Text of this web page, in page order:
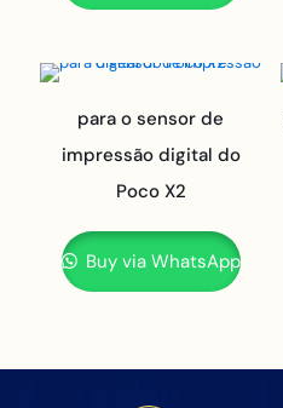
para o sensor de
impressão digital do
Poco X2
Buy via WhatsApp